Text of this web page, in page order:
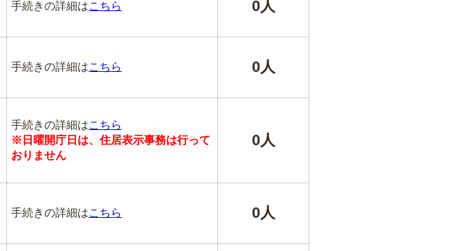
手続きの詳細はこちら 0人
手続きの詳細はこちら 0人
手続きの詳細はこちら
※日曜開庁日は、住居表示事務は行って
おりません
0人
手続きの詳細はこちら 0人